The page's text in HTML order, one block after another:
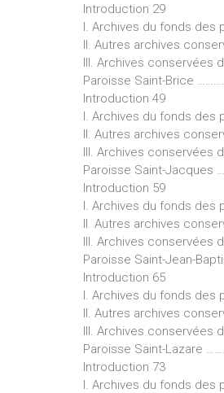
Introduction 29
I. Archives du fonds des
II. Autres archives
III. Archives conservées
Paroisse Saint-Brice
Introduction 49
I. Archives du fonds des
II. Autres archives
III. Archives conservées
Paroisse Saint-
Introduction 59
I. Archives du fonds des
II. Autres archives
III. Archives conservées
Paroisse Saint-Jean-
Introduction 65
I. Archives du fonds des
II. Autres archives
III. Archives conservées
Paroisse Saint-Lazare
Introduction 73
I. Archives du fonds des